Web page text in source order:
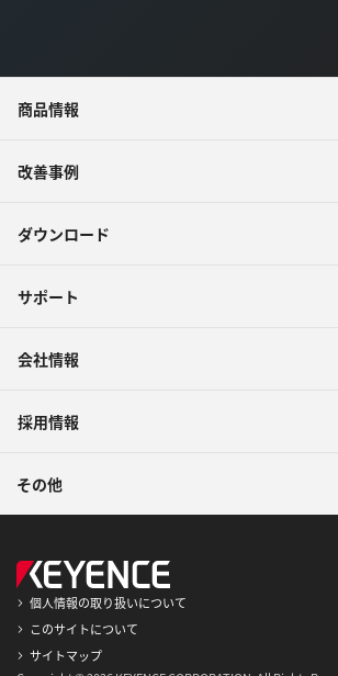
商品情報
改善事例
ダウンロード
サポート
会社情報
採用情報
その他
個人情報の取り扱いについて
このサイトについて
サイトマップ